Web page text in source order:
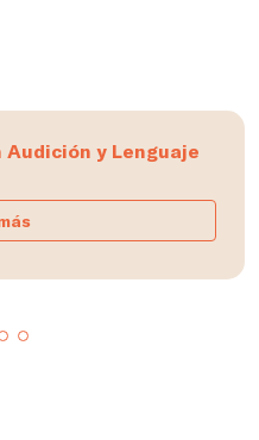
y Lenguaje